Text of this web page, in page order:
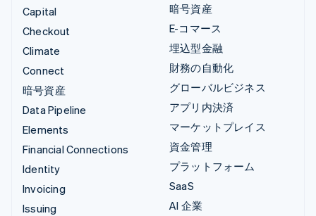
Capital
Checkout
Climate
Connect
暗号資産
Data Pipeline
Elements
Financial Connections
Identity
Invoicing
Issuing
暗号資産
E-コマース
埋込型金融
財務の自動化
グローバルビジネス
アプリ内決済
マーケットプレイス
資金管理
プラットフォーム
SaaS
AI 企業